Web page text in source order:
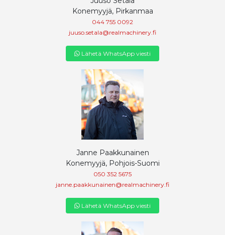
Konemyyjä, Pirkanmaa
044 755 0092
juuso.setala@realmachinery.fi
Lähetä WhatsApp viesti
Janne Paakkunainen
Konemyyjä, Pohjois-Suomi
050 352 5675
janne.paakkunainen@realmachinery.fi
Lähetä WhatsApp viesti